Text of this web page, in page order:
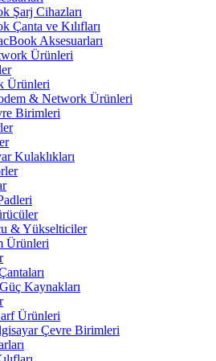
Şarj Cihazları
Çanta ve Kılıfları
Aksesuarları
Ürünleri
Ürünleri
& Network Ürünleri
Birimleri
Kulaklıkları
& Yükselticiler
Ürünleri
Kaynakları
Ürünleri
Çevre Birimleri